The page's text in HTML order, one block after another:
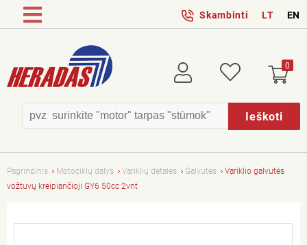
Skambinti LT EN
Ieškoti
Prisijungti Patikusios 0
Pagrindinis Motociklų dalys Variklių detalės Galvutės
Variklio galvutės
vožtuvų kreipiančioji GY6 50cc 2vnt